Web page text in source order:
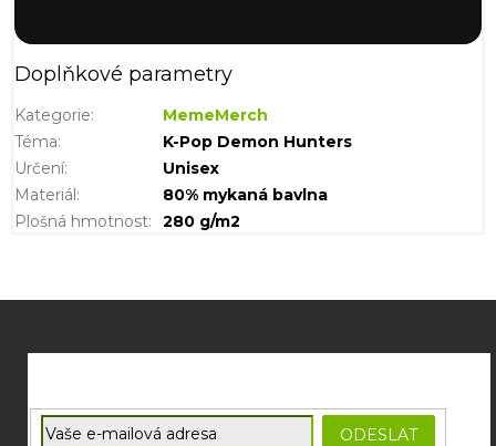
Doplňkové parametry
Kategorie:
MemeMerch
Téma:
K-Pop Demon Hunters
Určení:
Unisex
Materiál:
80% mykaná bavlna
Plošná hmotnost: 280 g/m2
E-mail
ODESLAT